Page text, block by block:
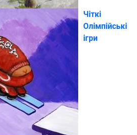
Чіткі
Олімпійські
ігри